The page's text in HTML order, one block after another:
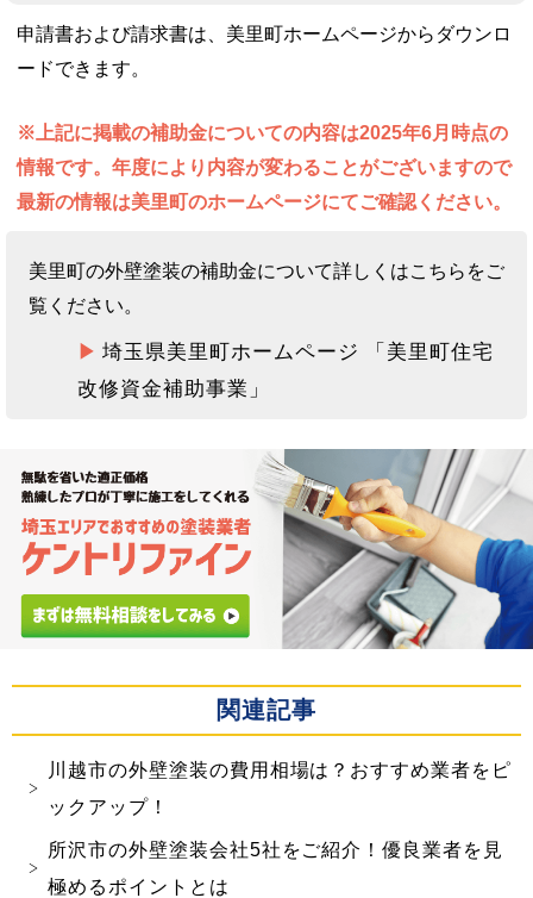
申請書および請求書は、美里町ホームページからダウンロ
ードできます。
※上記に掲載の補助金についての内容は2025年6月時点の
情報です。年度により内容が変わることがございますので
最新の情報は美里町のホームページにてご確認ください。
美里町の外壁塗装の補助金について詳しくはこちらをご
覧ください。
埼玉県美里町ホームページ 「美里町住宅
改修資金補助事業」
関連記事
川越市の外壁塗装の費用相場は？おすすめ業者をピ
ックアップ！
所沢市の外壁塗装会社5社をご紹介！優良業者を見
極めるポイントとは